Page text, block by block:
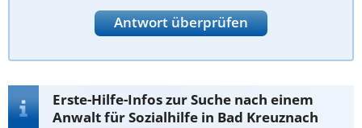
Antwort überprüfen
Erste-Hilfe-Infos zur Suche nach einem
Anwalt für Sozialhilfe in Bad Kreuznach